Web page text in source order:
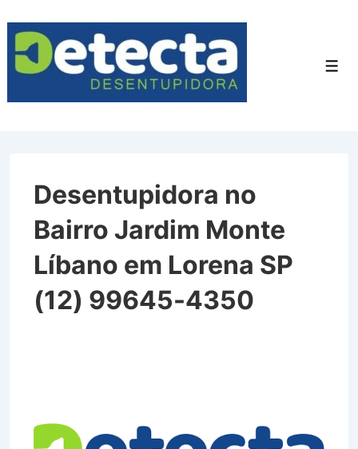
para
Conteúdo
Desentupidora no
Bairro Jardim Monte
Líbano em Lorena SP
(12) 99645-4350